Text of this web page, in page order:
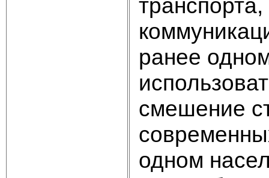
ранее
смешение
одном